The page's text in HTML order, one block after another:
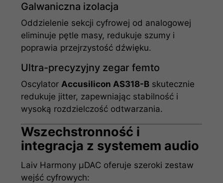
Galwaniczna izolacja
Oddzielenie sekcji cyfrowej od analogowej
eliminuje pętle masy, redukuje szumy i
poprawia przejrzystość dźwięku.
Ultra-precyzyjny zegar femto
Oscylator Accusilicon AS318-B skutecznie
redukuje jitter, zapewniając stabilność i
wysoką rozdzielczość odtwarzania.
Wszechstronność i
integracja z systemem audio
Laiv Harmony µDAC oferuje szeroki zestaw
wejść cyfrowych: